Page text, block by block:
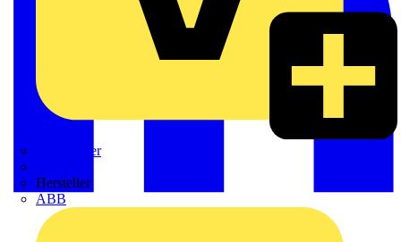
Weidmüller
Hersteller
ABB